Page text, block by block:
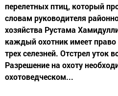
перелетных птиц, который
словам руководителя
хозяйства Рустама
каждый охотник имеет право
трех селезней. Отстрел уток
Разрешение на охоту
охотоведческом...